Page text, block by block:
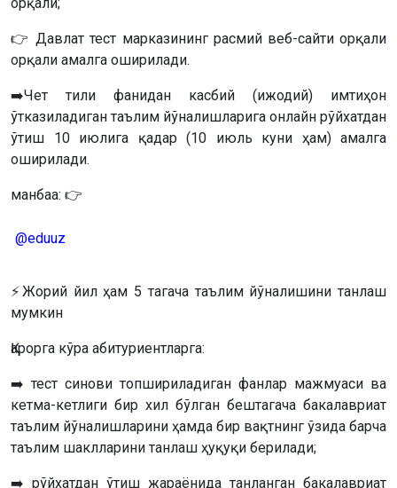
👉 Давлат тест марказининг расмий веб-сайти орқали
орқали амалга оширилади.
➡️Чет тили фанидан касбий (ижодий) имтиҳон
ўтказиладиган таълим йўналишларига онлайн рўйхатдан
ўтиш 10 июлига қадар (10 июль куни ҳам) амалга
оширилади.
манбаа: 👉
@eduuz
⚡️Жорий йил ҳам 5 тагача таълим йўналишини танлаш
мумкин
Қарорга кўра абитуриентларга:
➡️ тест синови топшириладиган фанлар мажмуаси ва
кетма-кетлиги бир хил бўлган бештагача бакалавриат
таълим йўналишларини ҳамда бир вақтнинг ўзида барча
таълим шаклларини танлаш ҳуқуқи берилади;
➡️ рўйхатдан ўтиш жараёнида танланган бакалавриат